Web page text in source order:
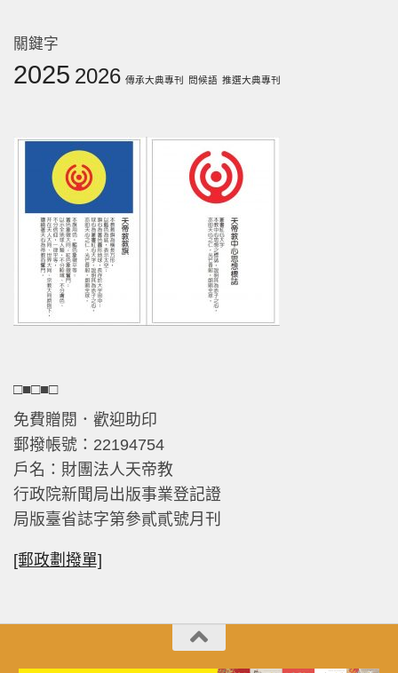
關鍵字
2025 2026 傳承大典專刊 問候語 推選大典專刊
□■□■□
免費贈閱．歡迎助印
郵撥帳號：22194754
戶名：財團法人天帝教
行政院新聞局出版事業登記證
局版臺省誌字第參貳貳號月刊
[郵政劃撥單]